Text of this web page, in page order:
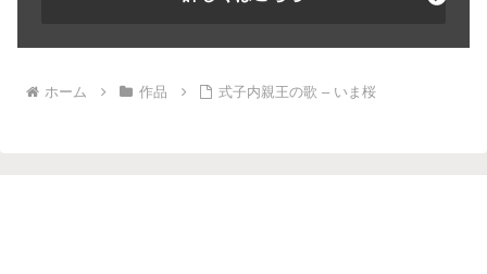
ホーム 作品 式子内親王の歌 – いま桜